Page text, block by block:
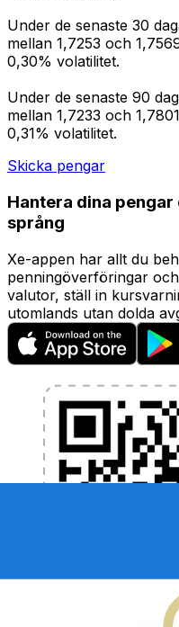
Under de senaste 30
mellan 1,7253 och
0,30% volatilitet.
Under de senaste 90
mellan 1,7233 och
0,31% volatilitet.
Skicka pengar
Hantera dina
språng
Xe-appen har allt du
penningöverföringar
valutor, ställ in
utomlands utan dolda